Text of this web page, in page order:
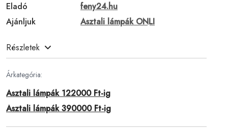
Eladó
feny24.hu
Ajánljuk
Asztali lámpák ONLI
Részletek
Árkategória:
Asztali lámpák 122000 Ft-ig
Asztali lámpák 390000 Ft-ig